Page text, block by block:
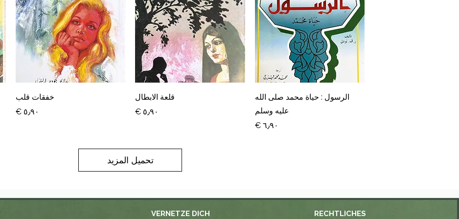
العرض السريع
الرسول : حياة محمد صلى الله
عليه وسلم
السعر
العرض السريعقلعة الابطال
السعر
العرض السريعخفقات قلب
السعر
تحميل المزيد
VERNETZE DICH RECHTLICHES